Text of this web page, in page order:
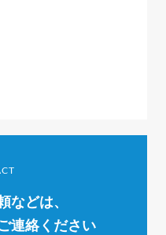
などは、
連絡ください